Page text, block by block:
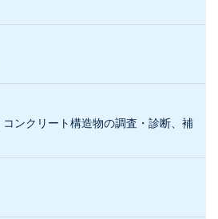
コンクリート構造物の調査・診断、補